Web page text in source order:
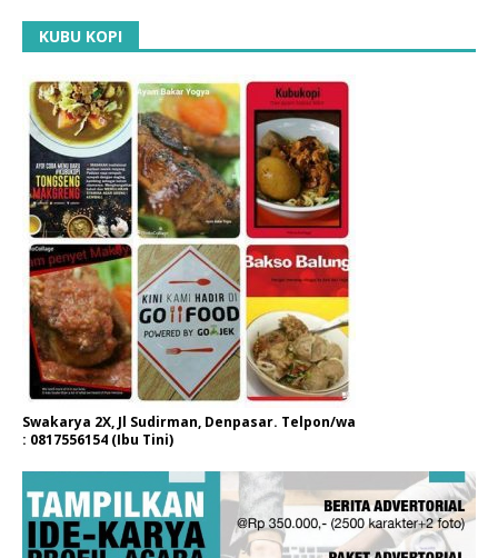
KUBU KOPI
Swakarya 2X, Jl Sudirman, Denpasar. Telpon/wa
: 0817556154 (Ibu Tini)